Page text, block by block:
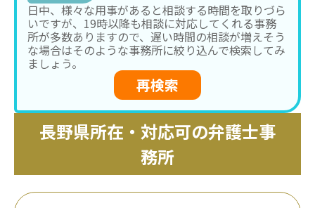
日中、様々な用事があると相談する時間を取りづら
いですが、19時以降も相談に対応してくれる事務
所が多数ありますので、遅い時間の相談が増えそう
な場合はそのような事務所に絞り込んで検索してみ
ましょう。
再検索
長野県所在・対応可の弁護士事
務所